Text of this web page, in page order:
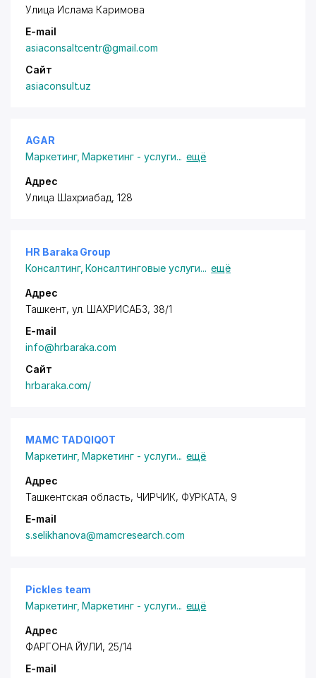
Улица Ислама Каримова
E-mail
asiaconsaltcentr@gmail.com
Сайт
asiaconsult.uz
AGAR
Маркетинг,Маркетинг - услуги... ещё
Адрес
Улица Шахриабад, 128
HR Baraka Group
Консалтинг,Консалтинговые услуги... ещё
Адрес
Ташкент, ул. ШАХРИСАБЗ, 38/1
E-mail
info@hrbaraka.com
Сайт
hrbaraka.com/
MAMC TADQIQOT
Маркетинг,Маркетинг - услуги... ещё
Адрес
Ташкентская область, ЧИРЧИК, ФУРКАТА, 9
E-mail
s.selikhanova@mamcresearch.com
Pickles team
Маркетинг,Маркетинг - услуги... ещё
Адрес
ФАРГОНА ЙУЛИ, 25/14
E-mail